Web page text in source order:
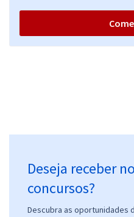
Deseja receber
concursos?
Descubra as oportunidades